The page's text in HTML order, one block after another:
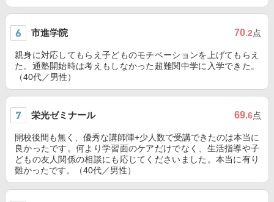
市進学院 70.2点
親身に対応してもらえ子どものモチベーションを上げてもらえ
た。通塾開始時は考えもしなかった超難関中学に入学できた。
（40代／男性）
栄光ゼミナール 69.6点
開校後間も無く、優秀な講師陣+少人数で受講できたのは本当に
良かったです。何より学習面のケアだけでなく、生活指導や子
どもの友人関係の相談にも応じてくださいました。本当に有り
難かったです。（40代／男性）